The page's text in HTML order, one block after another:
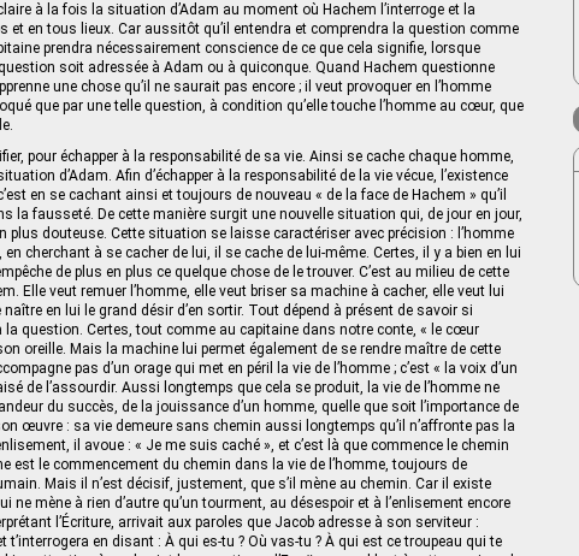
à la fois la situation d’Adam au moment où Hachem l’interroge et la
et en tous lieux. Car aussitôt qu’il entendra et comprendra la question comme
prendra nécessairement conscience de ce que cela signifie, lorsque
soit adressée à Adam ou à quiconque. Quand Hachem questionne
une chose qu’il ne saurait pas encore ; il veut provoquer en l’homme
que par une telle question, à condition qu’elle touche l’homme au cœur, que
pour échapper à la responsabilité de sa vie. Ainsi se cache chaque homme,
d’Adam. Afin d’échapper à la responsabilité de la vie vécue, l’existence
en se cachant ainsi et toujours de nouveau « de la face de Hachem » qu’il
la fausseté. De cette manière surgit une nouvelle situation qui, de jour en jour,
plus douteuse. Cette situation se laisse caractériser avec précision : l’homme
cherchant à se cacher de lui, il se cache de lui-même. Certes, il y a bien en lui
de plus en plus ce quelque chose de le trouver. C’est au milieu de cette
Elle veut remuer l’homme, elle veut briser sa machine à cacher, elle veut lui
en lui le grand désir d’en sortir. Tout dépend à présent de savoir si
la question. Certes, tout comme au capitaine dans notre conte, « le cœur
oreille. Mais la machine lui permet également de se rendre maître de cette
pas d’un orage qui met en péril la vie de l’homme ; c’est « la voix d’un
de l’assourdir. Aussi longtemps que cela se produit, la vie de l’homme ne
du succès, de la jouissance d’un homme, quelle que soit l’importance de
œuvre : sa vie demeure sans chemin aussi longtemps qu’il n’affronte pas la
il avoue : « Je me suis caché », et c’est là que commence le chemin
est le commencement du chemin dans la vie de l’homme, toujours de
Mais il n’est décisif, justement, que s’il mène au chemin. Car il existe
mène à rien d’autre qu’un tourment, au désespoir et à l’enlisement encore
l’Écriture, arrivait aux paroles que Jacob adresse à son serviteur :
t’interrogera en disant : À qui es-tu ? Où vas-tu ? À qui est ce troupeau qui te